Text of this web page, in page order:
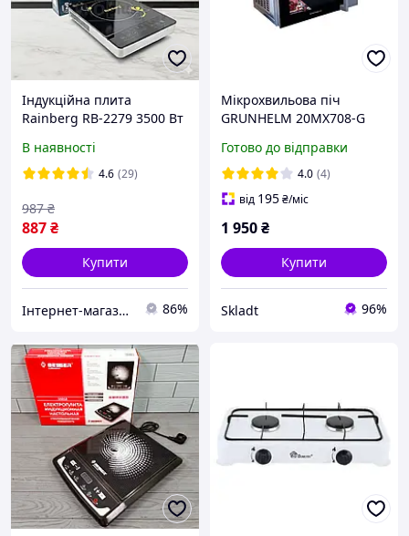
Індукційна плита
Rainberg RB-2279 3500 Вт
LED-дисплей Таймер
В наявності
4.6 (29)
887₴
987 ₴
Купити
Інтернет-магазин "AVEON" - товари для всієї родини! Найнижчі ціни! 86%
Мікрохвильова піч
GRUNHELM 20MX708-G
механічна
Готово до відправки
4.0 (4)
від 195₴/міс
1 950₴
Купити
Skladt 96%